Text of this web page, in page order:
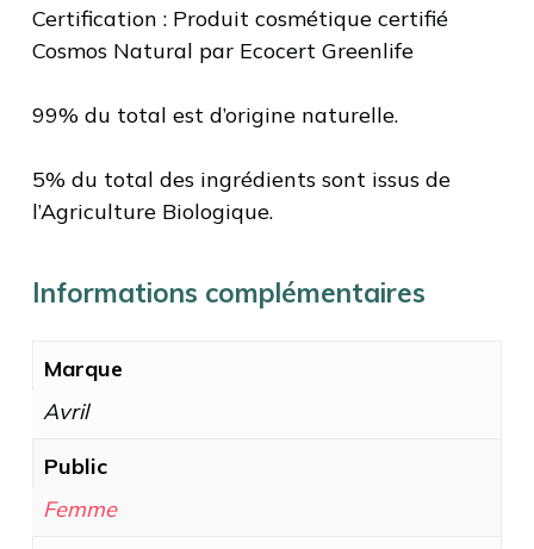
Certification : Produit cosmétique certifié
Cosmos Natural par Ecocert Greenlife
99% du total est d’origine naturelle.
5% du total des ingrédients sont issus de
l’Agriculture Biologique.
Informations complémentaires
Marque
Avril
Public
Femme